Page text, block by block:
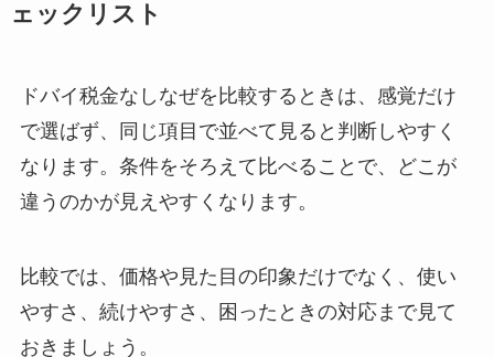
ェックリスト
ドバイ税金なしなぜを比較するときは、感覚だけ
で選ばず、同じ項目で並べて見ると判断しやすく
なります。条件をそろえて比べることで、どこが
違うのかが見えやすくなります。
比較では、価格や見た目の印象だけでなく、使い
やすさ、続けやすさ、困ったときの対応まで見て
おきましょう。